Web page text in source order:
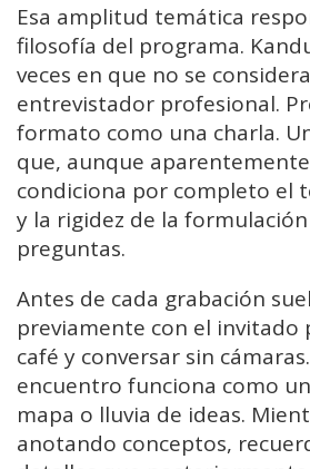
Esa amplitud temática
filosofía del programa.
veces en que no se
entrevistador profesional.
formato como una charla.
que, aunque
condiciona por completo el
y la rigidez de la
preguntas.
Antes de cada grabación
previamente con el invitado
café y conversar sin
encuentro funciona como
mapa o lluvia de ideas.
anotando conceptos,